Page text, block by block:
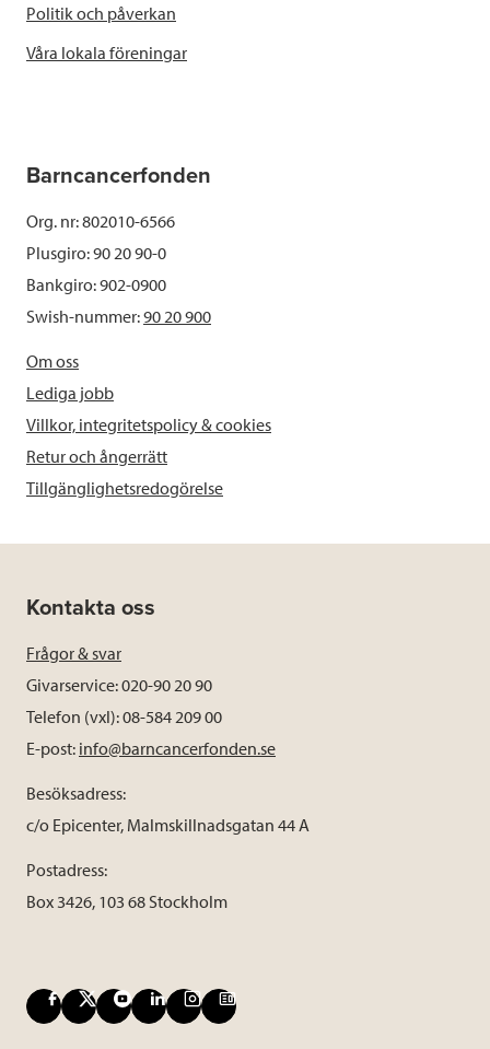
Politik och påverkan
Våra lokala föreningar
Barncancerfonden
Org. nr: 802010-6566
Plusgiro: 90 20 90-0
Bankgiro: 902-0900
Swish-nummer:90 20 900
Om oss
Lediga jobb
Villkor, integritetspolicy & cookies
Retur och ångerrätt
Tillgänglighetsredogörelse
Kontakta oss
Frågor & svar
Givarservice: 020-90 20 90
Telefon (vxl): 08-584 209 00
E-post: info@barncancerfonden.se
Besöksadress:
c/o Epicenter, Malmskillnadsgatan 44 A
Postadress:
Box 3426, 103 68 Stockholm
F
X
Y
L
I
B